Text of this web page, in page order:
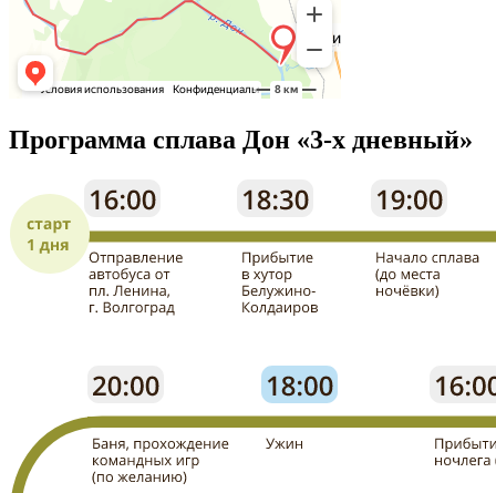
Программа сплава Дон «3-х дневный»